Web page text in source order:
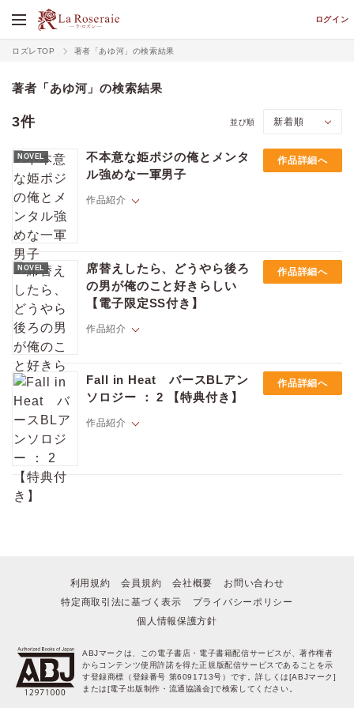
ログイン
ロズレTOP 著者「あゆ河」の検索結果
著者「あゆ河」の検索結果
3件 並び順
NOVEL
不本意な姫ポジの俺とメンタ
ル強めな一軍男子
作品紹介
作品詳細へ
男子校に通う小鳩は、中性的な容姿のせいで不本意にも姫扱いされる中
身平凡男子。ある日、男子だけの虚しい王様ゲームで強制キスの危機
に・・・。そこで助けてくれたのが、低体温なイケメン・大神だった。
顔も頭も良くて人類の頂点じゃん・・・と妬んでいたけど、意外にイイ
ヤツで。自然と友達になったけれど、突然「小鳩がいるから彼女は作ら
ない」宣言をされ急展開に!?じつはずっと小鳩が好きだった大神は、虎
視眈々と隙を狙っていて――「俺ら付き合ってるんじゃないの？」すで
に選択の余地なし!?IQ高め男子の重たい愛に悶絶！
NOVEL
席替えしたら、どうやら後ろ
の男が俺のこと好きらしい
【電子限定SS付き】
作品紹介
作品詳細へ
『お前のことが好き』――。ごく平凡な高校生・間山は、後ろの席から
回ってきたプリントに告白文が書かれていて衝撃を受ける。まさかの送
り主は、クラスの中心的存在の超絶イケメン・朝宮。自分宛じゃないよ
な？と疑うけど、朝宮はあっさりと「間山に書いた」と即答。それどこ
ろか、重すぎる愛が日に日にヒートアップして?!?「無理。ずっと我慢し
てたから」「俺はずっとこうしたかった」最初から最後まで尊さMAX!!
恋に一直線な一軍男子×超ウブな純粋男子の青春BL
Fall in Heat バースBLアン
ソロジー ： 2 【特典付き】
作品紹介
作品詳細へ
第二の性“〇〇バース”の世界観を詰め込んだ、
バースBLアンソロジーの第２弾。
Dom/Subユニバース：ハノタノハ/ほじゃな/毛魂一直線
ケーキバース：海老之尾/ニラカネユキ/めがね/百瀬あん
ドースバース：音海ちさ/ときしば
あゆ河
利用規約 会員規約 会社概要
お問い合わせ
特定商取引法に基づく表示
プライバシーポリシー
個人情報保護方針
ABJマークは、この電子書店・電子書籍配信サービスが、著作権者
からコンテンツ使用許諾を得た正規版配信サービスであることを示
す登録商標（登録番号 第6091713号）です。詳しくは[ABJマーク]
または[電子出版制作・流通協議会]で検索してください。
価格
pt
pt還元
ポイントを消費して購入するにはログイン・会員登録が必要です
ログイン